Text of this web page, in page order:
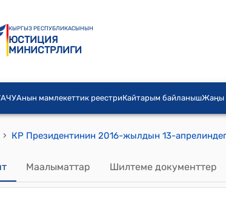
КЫРГЫЗ РЕСПУБЛИКАСЫНЫН
ЮСТИЦИЯ
МИНИСТРЛИГИ
ЧУАнын мамлекеттик реестриКайтарым байланышЖаңы
›
Маалыматтар Шилтеме документтер